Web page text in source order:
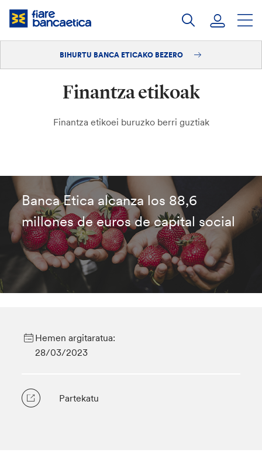
Pasatu
edukia
Bihurtu bezero
BIHURTU BANCA ETICAKO BEZERO
Finantza etikoak
Finantza etikoei buruzko berri guztiak
Banca Etica alcanza los 88,6
millones de euros de capital social
Hemen argitaratua:
28/03/2023
Partekatu